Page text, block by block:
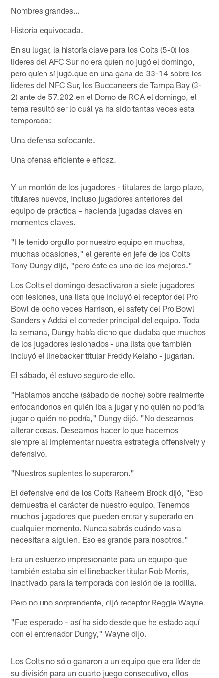
Nombres grandes…
Historia equivocada.
En su lugar, la historía clave para los Colts (5-0) los
lideres del AFC Sur no era quíen no jugó el domingo,
pero quíen sí jugó.que en una gana de 33-14 sobre los
lideres del NFC Sur, los Buccaneers de Tampa Bay (3-
2) ante de 57.202 en el Domo de RCA el domingo, el
tema resultó ser lo cuál ya ha sido tantas veces esta
temporada:
Una defensa sofocante.
Una ofensa eficiente e eficaz.
Y un montón de los jugadores - titulares de largo plazo,
titulares nuevos, incluso jugadores anteriores del
equipo de práctica – hacienda jugadas claves en
momentos claves.
"He tenido orgullo por nuestro equipo en muchas,
muchas ocasiones," el gerente en jefe de los Colts
Tony Dungy dijó, "pero éste es uno de los mejores."
Los Colts el domingo desactivaron a siete jugadores
con lesiones, una lista que incluyó el receptor del Pro
Bowl de ocho veces Harrison, el safety del Pro Bowl
Sanders y Addai el correder principal del equipo. Toda
la semana, Dungy había dicho que dudaba que muchos
de los jugadores lesionados - una lista que también
incluyó el linebacker titular Freddy Keiaho - jugarían.
El sábado, él estuvo seguro de ello.
"Hablamos anoche (sábado de noche) sobre realmente
enfocandonos en quién iba a jugar y no quién no podría
jugar o quién no podría," Dungy dijó. "No deseamos
alterar cosas. Deseamos hacer lo que hacemos
siempre al implementar nuestra estrategia offensively y
defensivo.
"Nuestros suplentes lo superaron."
El defensive end de los Colts Raheem Brock dijó, "Eso
demuestra el carácter de nuestro equipo. Tenemos
muchos jugadores que pueden entrar y superarlo en
cualquier momento. Nunca sabrás cuándo vas a
necesitar a alguien. Eso es grande para nosotros."
Era un esfuerzo impresionante para un equipo que
también estaba sin el linebacker titular Rob Morris,
inactivado para la temporada con lesión de la rodilla.
Pero no uno sorprendente, dijó receptor Reggie Wayne.
"Fue esperado – así ha sido desde que he estado aquí
con el entrenador Dungy," Wayne dijo.
Los Colts no sólo ganaron a un equipo que era líder de
su división para un cuarto juego consecutivo, ellos